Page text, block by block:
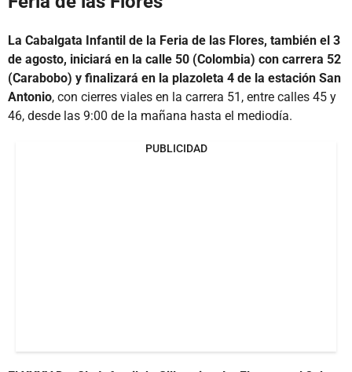
La Cabalgata Infantil de la Feria de las Flores, también el 3
de agosto, iniciará en la calle 50 (Colombia) con carrera 52
(Carabobo) y finalizará en la plazoleta 4 de la estación San
Antonio, con cierres viales en la carrera 51, entre calles 45 y
46, desde las 9:00 de la mañana hasta el mediodía.
PUBLICIDAD